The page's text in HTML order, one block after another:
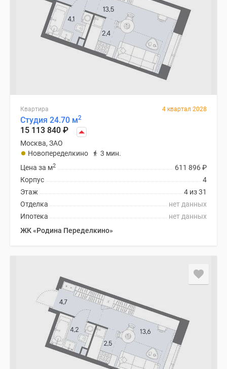
Квартира 4 квартал 2028
Студия 24.70 м2
15 113 840 ₽
Москва, ЗАО
Новопеределкино
3 мин.
611 896₽
Цена за м2
4
Корпус
4 из 31
Этаж
нет данных
Отделка
нет данных
Ипотека
ЖК «Родина Переделкино»